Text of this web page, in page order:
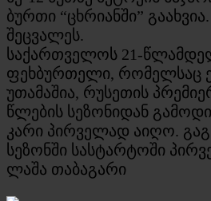
ბურთი “ცხრიანში”
შეცვალეს.
საქართველოს 21-
ფეხბურთელი, რომელსაც
უთამაშია, რუსეთის
წლების სეზონიდან
კარი პირველად აიღო.
სეზონში სასტარტოში
ლაშა თაბაგარი